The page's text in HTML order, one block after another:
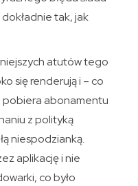
tak, jak
atutów tego
się renderują i – co
pobiera abonamentu
z polityką
niespodzianką.
aplikację i nie
co było